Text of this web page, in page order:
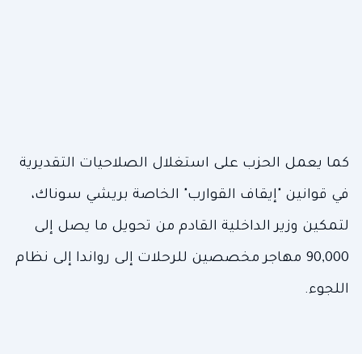
كما يعمل الحزب على استغلال الصلاحيات التقديرية
في قوانين "إيقاف القوارب" الخاصة بريشي سوناك،
لتمكين وزير الداخلية القادم من تحويل ما يصل إلى
90,000 مهاجر مخصصين للرحلات إلى رواندا إلى نظام
اللجوء.